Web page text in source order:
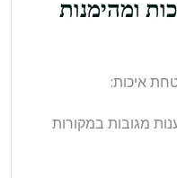
ומהימנות
איכות:
מגובות במקורות